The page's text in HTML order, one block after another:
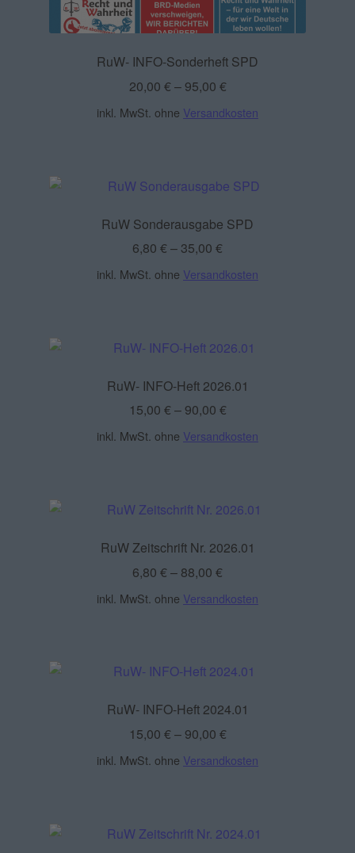
RuW- INFO-Sonderheft SPD
20,00 €– 95,00 €
inkl. MwSt. ohne Versandkosten
RuW Sonderausgabe SPD
6,80 €– 35,00 €
inkl. MwSt. ohne Versandkosten
RuW- INFO-Heft 2026.01
15,00 €– 90,00 €
inkl. MwSt. ohne Versandkosten
RuW Zeitschrift Nr. 2026.01
6,80 €– 88,00 €
inkl. MwSt. ohne Versandkosten
RuW- INFO-Heft 2024.01
15,00 €– 90,00 €
inkl. MwSt. ohne Versandkosten